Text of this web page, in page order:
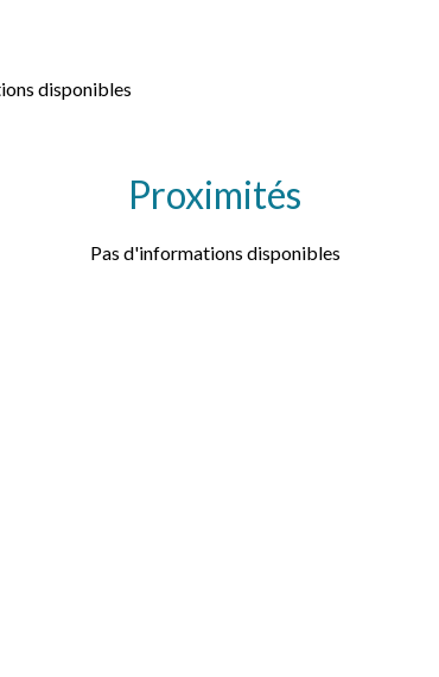
disponibles
Proximités
Pas d'informations disponibles